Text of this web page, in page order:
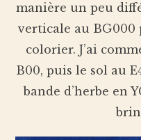
manière un peu
verticale au
colorier. J’ai
B00, puis le sol au
bande d’herbe en